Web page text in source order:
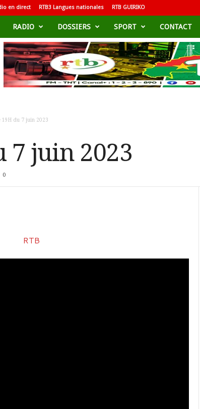
en direct RTB3 Langues nationales RTB GUIRIKO
RADIO DOSSIERS SPORT CONTACT
19H du 7 juin 2023
7 juin 2023
0